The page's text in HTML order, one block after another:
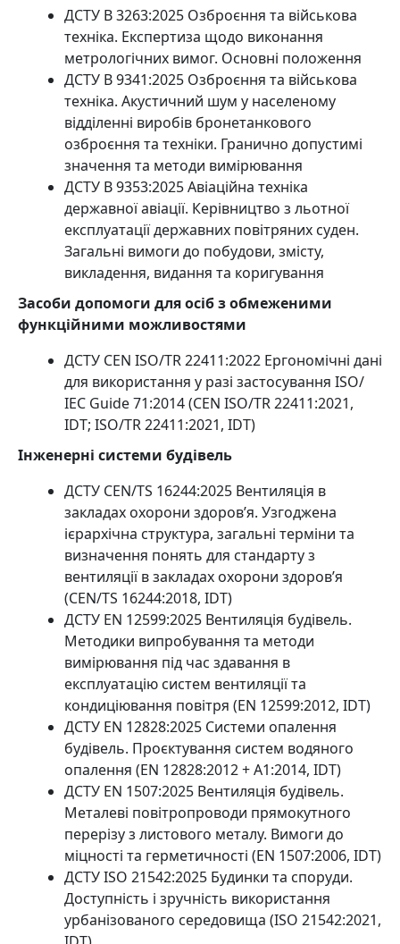
ДСТУ В 3263:2025 Озброєння та військова
техніка. Експертиза щодо виконання
метрологічних вимог. Основні положення
ДСТУ В 9341:2025 Озброєння та військова
техніка. Акустичний шум у населеному
відділенні виробів бронетанкового
озброєння та техніки. Гранично допустимі
значення та методи вимірювання
ДСТУ В 9353:2025 Авіаційна техніка
державної авіації. Керівництво з льотної
експлуатації державних повітряних суден.
Загальні вимоги до побудови, змісту,
викладення, видання та коригування
Засоби допомоги для осіб з обмеженими
функційними можливостями
ДСТУ СEN ISO/TR 22411:2022 Ергономічні дані
для використання у разі застосування ISO/
ІЕС Guide 71:2014 (СEN ISO/TR 22411:2021,
IDT; ISO/TR 22411:2021, IDT)
Інженерні системи будівель
ДСТУ CEN/TS 16244:2025 Вентиляція в
закладах охорони здоров’я. Узгоджена
ієрархічна структура, загальні терміни та
визначення понять для стандарту з
вентиляції в закладах охорони здоров’я
(CEN/TS 16244:2018, IDT)
ДСТУ EN 12599:2025 Вентиляція будівель.
Методики випробування та методи
вимірювання під час здавання в
експлуатацію систем вентиляції та
кондиціювання повітря (EN 12599:2012, IDT)
ДСТУ EN 12828:2025 Системи опалення
будівель. Проєктування систем водяного
опалення (EN 12828:2012 + A1:2014, IDT)
ДСТУ EN 1507:2025 Вентиляція будівель.
Металеві повітропроводи прямокутного
перерізу з листового металу. Вимоги до
міцності та герметичності (EN 1507:2006, IDT)
ДСТУ ISO 21542:2025 Будинки та споруди.
Доступність і зручність використання
урбанізованого середовища (ISO 21542:2021,